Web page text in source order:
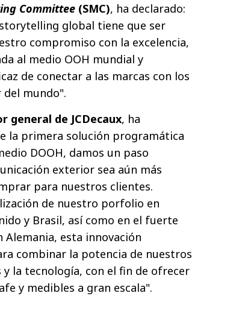
Committee (SMC), ha declarado:
global tiene que ser
compromiso con la excelencia,
al medio OOH mundial y
de conectar a las marcas con los
mundo".
general de JCDecaux, ha
la primera solución programática
DOOH, damos un paso
exterior sea aún más
para nuestros clientes.
de nuestro porfolio en
y Brasil, así como en el fuerte
esta innovación
combinar la potencia de nuestros
la tecnología, con el fin de ofrecer
y medibles a gran escala".